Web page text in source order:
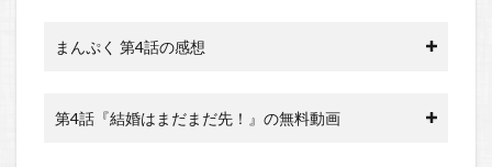
まんぷく 第4話の感想
第4話『結婚はまだまだ先！』の無料動画